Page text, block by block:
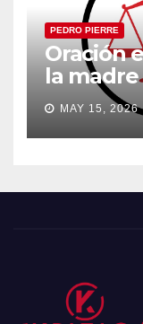
PEDRO PIERRE
Oración
la madre
MAY 15, 2026